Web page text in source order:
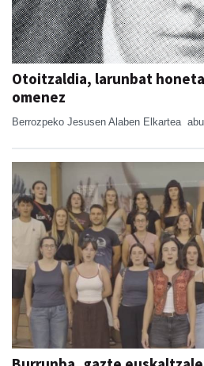
Otoitzaldia, larunbat
omenez
Berrozpeko Jesusen Alaben Elkartea